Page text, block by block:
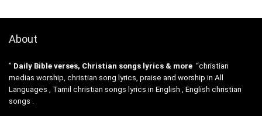
About
” Daily Bible verses, Christian songs lyrics & more “christian
medias worship, christian song lyrics, praise and worship in All
Languages , Tamil christian songs lyrics in English , English christian
songs .